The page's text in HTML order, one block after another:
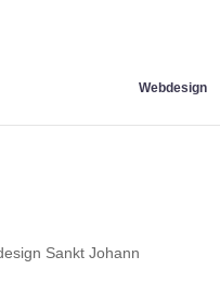
Webdesign
Sankt Johann